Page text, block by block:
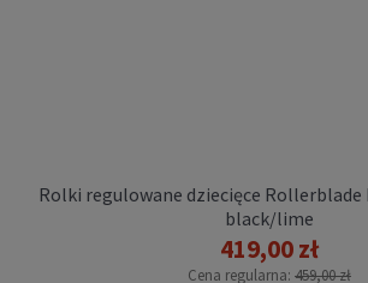
Rolki regulowane dziecięce Rollerblade
black/lime
419,00 zł
Cena regularna: 459,00 zł